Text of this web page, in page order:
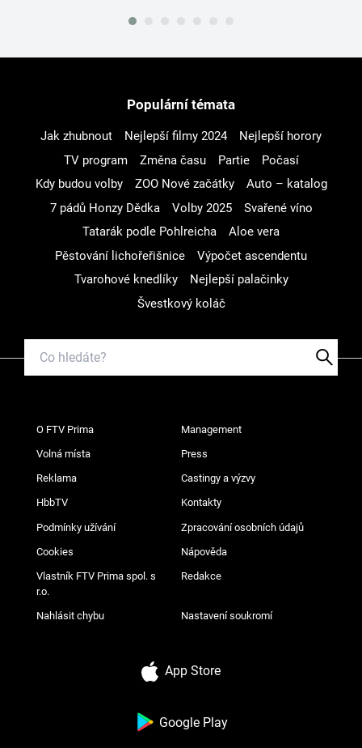
Populární témata
Jak zhubnout Nejlepší filmy 2024
Nejlepší horory
TV program
Změna času Partie
Počasí
Kdy budou volby
ZOO Nové začátky
Auto – katalog
7 pádů Honzy Dědka
Volby 2025
Svařené víno
Tatarák podle Pohlreicha
Aloe vera
Pěstování lichořeřišnice
Výpočet ascendentu
Tvarohové knedlíky
Nejlepší palačinky
Švestkový koláč
O FTV Prima Management
Volná místa Press
Reklama Castingy a výzvy
HbbTV Kontakty
Podmínky užívání Zpracování osobních údajů
Cookies Nápověda
Vlastník FTV Prima spol. s
r.o.
Redakce
Nahlásit chybu Nastavení soukromí
App Store
Google Play